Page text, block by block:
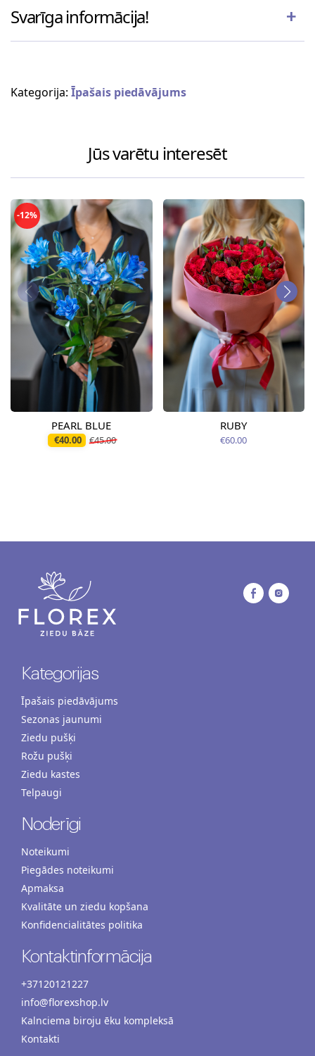
Svarīga informācija!
Kategorija: Īpašais piedāvājums
Jūs varētu interesēt
-12%
PEARL BLUE
€40.00 €45.00
RUBY
€60.00
Kategorijas
Īpašais piedāvājums
Sezonas jaunumi
Ziedu pušķi
Rožu pušķi
Ziedu kastes
Telpaugi
Noderīgi
Noteikumi
Piegādes noteikumi
Apmaksa
Kvalitāte un ziedu kopšana
Konfidencialitātes politika
Kontaktinformācija
+37120121227
info@florexshop.lv
Kalnciema biroju ēku kompleksā
Kontakti